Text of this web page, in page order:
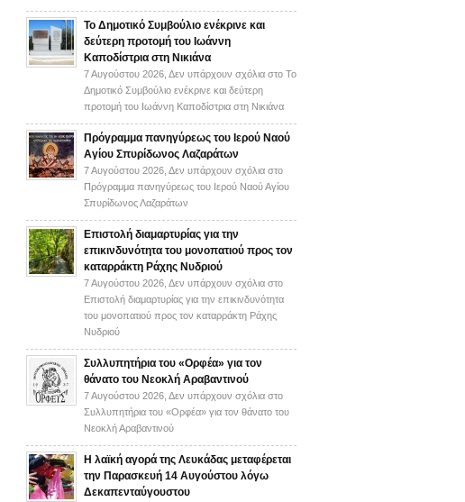
Το Δημοτικό Συμβούλιο ενέκρινε και
δεύτερη προτομή του Ιωάννη
Καποδίστρια στη Νικιάνα
7 Αυγούστου 2026, Δεν υπάρχουν σχόλια στο Το
Δημοτικό Συμβούλιο ενέκρινε και δεύτερη
προτομή του Ιωάννη Καποδίστρια στη Νικιάνα
Πρόγραμμα πανηγύρεως του Ιερού Ναού
Αγίου Σπυρίδωνος Λαζαράτων
7 Αυγούστου 2026, Δεν υπάρχουν σχόλια στο
Πρόγραμμα πανηγύρεως του Ιερού Ναού Αγίου
Σπυρίδωνος Λαζαράτων
Επιστολή διαμαρτυρίας για την
επικινδυνότητα του μονοπατιού προς τον
καταρράκτη Ράχης Νυδριού
7 Αυγούστου 2026, Δεν υπάρχουν σχόλια στο
Επιστολή διαμαρτυρίας για την επικινδυνότητα
του μονοπατιού προς τον καταρράκτη Ράχης
Νυδριού
Συλλυπητήρια του «Ορφέα» για τον
θάνατο του Νεοκλή Αραβαντινού
7 Αυγούστου 2026, Δεν υπάρχουν σχόλια στο
Συλλυπητήρια του «Ορφέα» για τον θάνατο του
Νεοκλή Αραβαντινού
Η λαϊκή αγορά της Λευκάδας μεταφέρεται
την Παρασκευή 14 Αυγούστου λόγω
Δεκαπενταύγουστου